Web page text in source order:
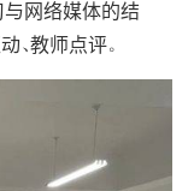
与网络媒体的结
、教师点评。